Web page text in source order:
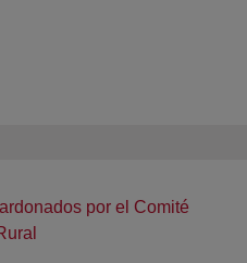
por el Comité